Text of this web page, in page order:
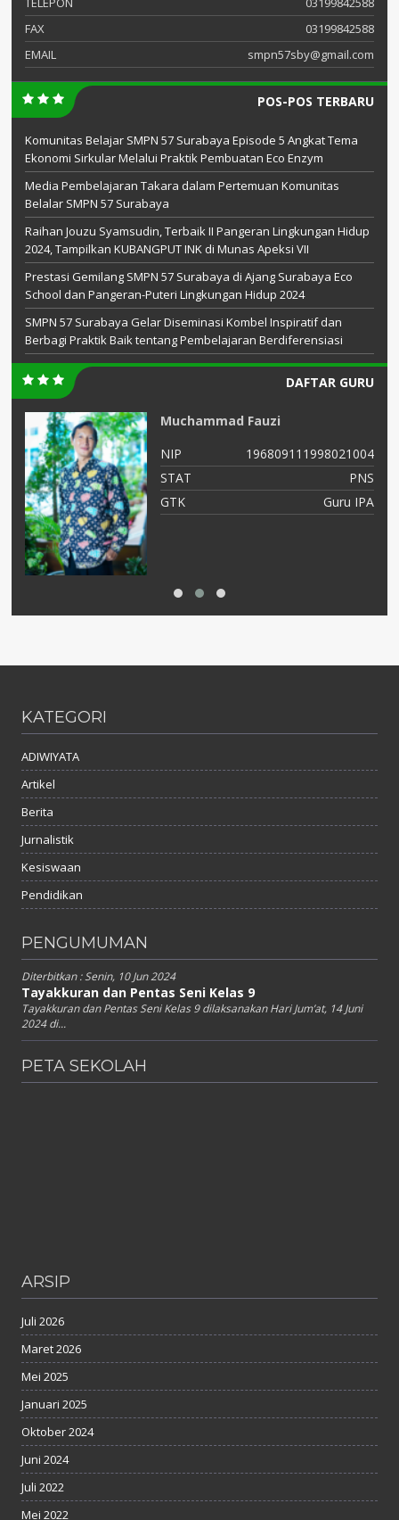
FAX
03199842588
EMAIL
smpn57sby@gmail.com
POS-POS TERBARU
Komunitas Belajar SMPN 57 Surabaya Episode 5 Angkat Tema
Ekonomi Sirkular Melalui Praktik Pembuatan Eco Enzym
Media Pembelajaran Takara dalam Pertemuan Komunitas
Belalar SMPN 57 Surabaya
Raihan Jouzu Syamsudin, Terbaik II Pangeran Lingkungan Hidup
2024, Tampilkan KUBANGPUT INK di Munas Apeksi VII
Prestasi Gemilang SMPN 57 Surabaya di Ajang Surabaya Eco
School dan Pangeran-Puteri Lingkungan Hidup 2024
SMPN 57 Surabaya Gelar Diseminasi Kombel Inspiratif dan
Berbagi Praktik Baik tentang Pembelajaran Berdiferensiasi
DAFTAR GURU
Muchammad Fauzi
NIP
196809111998021004
STAT
PNS
GTK
Guru IPA
KATEGORI
ADIWIYATA
Artikel
Berita
Jurnalistik
Kesiswaan
Pendidikan
PENGUMUMAN
Diterbitkan :Senin, 10 Jun 2024
Tayakkuran dan Pentas Seni Kelas 9
Tayakkuran dan Pentas Seni Kelas 9 dilaksanakan Hari Jum’at, 14 Juni
2024 di...
PETA SEKOLAH
ARSIP
Juli 2026
Maret 2026
Mei 2025
Januari 2025
Oktober 2024
Juni 2024
Juli 2022
Mei 2022